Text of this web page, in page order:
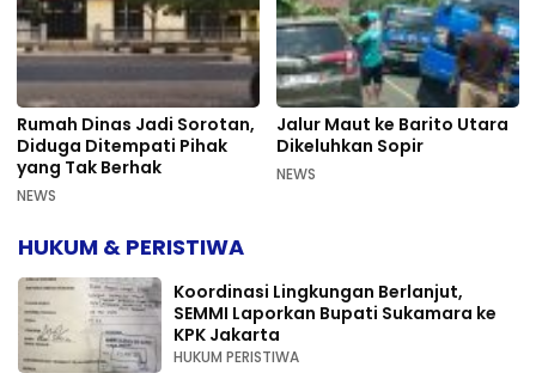
Rumah Dinas Jadi Sorotan,
Diduga Ditempati Pihak
yang Tak Berhak
NEWS
Jalur Maut ke Barito Utara
Dikeluhkan Sopir
NEWS
HUKUM & PERISTIWA
Koordinasi Lingkungan Berlanjut,
SEMMI Laporkan Bupati Sukamara ke
KPK Jakarta
HUKUM PERISTIWA